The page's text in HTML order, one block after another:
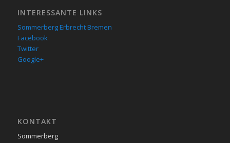
INTERESSANTE LINKS
Sommerberg Erbrecht Bremen
Facebook
Twitter
Google+
KON­TAKT
Sommerberg